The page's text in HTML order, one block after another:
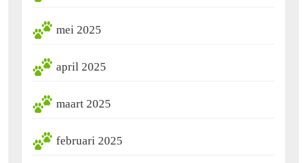
mei 2025
april 2025
maart 2025
februari 2025